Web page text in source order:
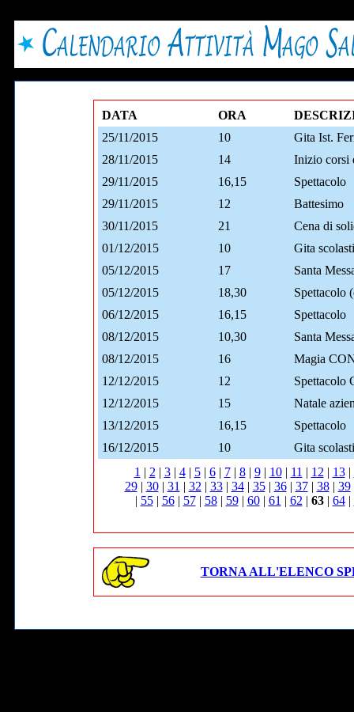
DATA ORA
25/11/2015
10
Gita Ist.
28/11/2015
14
Inizio corsi
29/11/2015
16,15
Spettacolo
29/11/2015
12
Battesimo
30/11/2015
21
Cena di
01/12/2015
10
Gita
05/12/2015
17
Santa
05/12/2015
18,30
Spettacolo
06/12/2015
16,15
Spettacolo
08/12/2015
10,30
Santa
08/12/2015
16
Magia
12/12/2015
12
Spettacolo
12/12/2015
15
Natale
13/12/2015
16,15
Spettacolo
16/12/2015
10
Gita
1 | 2 | 3| 4| 5| 6| 7| 8| 9| 10| 11 | 12 | 13|
29| 30| 31 | 32 | 33| 34| 35| 36| 37| 38| 39
| 55| 56| 57| 58| 59| 60| 61 | 62 | 63| 64|
TORNA ALL'ELENCO